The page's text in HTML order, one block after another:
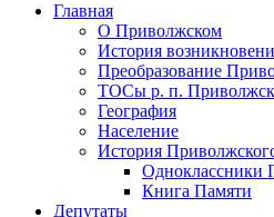
Главная
О Приволжском
История
Преобразование
ТОСы р. п.
География
Население
История
Одноклассники
Книга Памяти
Депутаты